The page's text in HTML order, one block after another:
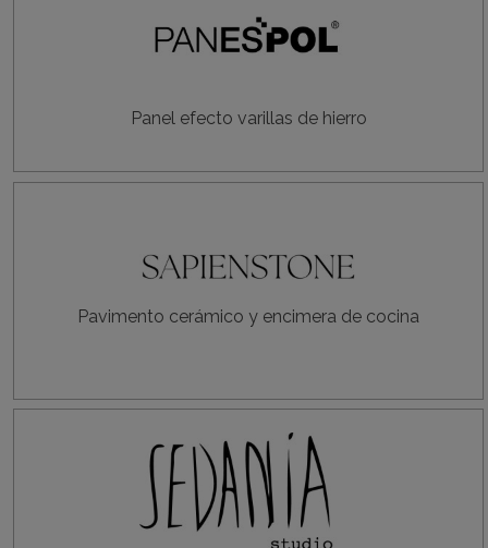
Panel efecto varillas de hierro
Pavimento cerámico y encimera de cocina